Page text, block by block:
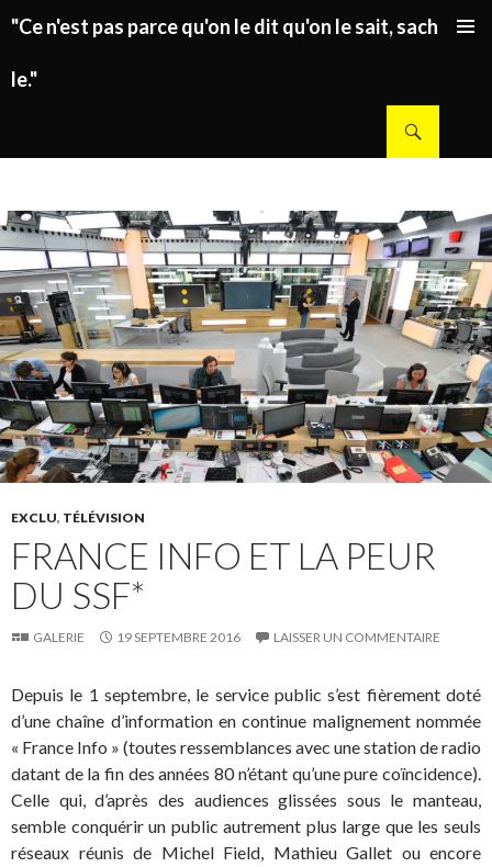
"Ce n'est pas parce qu'on le dit qu'on le sait, sachez
le."
EXCLU, TÉLÉVISION
FRANCE INFO ET LA PEUR
DU SSF*
GALERIE 19 SEPTEMBRE 2016 LAISSER UN COMMENTAIRE
Depuis le 1 septembre, le service public s’est fièrement doté
d’une chaîne d’information en continue malignement nommée
« France Info » (toutes ressemblances avec une station de radio
datant de la fin des années 80 n’étant qu’une pure coïncidence).
Celle qui, d’après des audiences glissées sous le manteau,
semble conquérir un public autrement plus large que les seuls
réseaux réunis de Michel Field, Mathieu Gallet ou encore